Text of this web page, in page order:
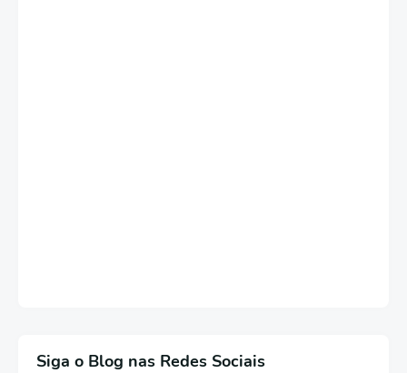
Siga o Blog nas Redes Sociais